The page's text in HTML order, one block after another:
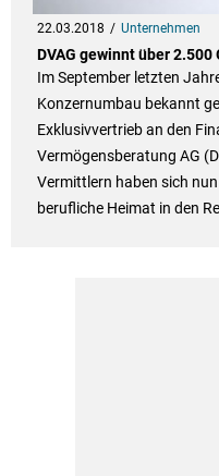
22.03.2018 Unternehmen
DVAG gewinnt über
Im September letzten
Konzernumbau bekannt
Exklusivvertrieb an den
Vermögensberatung AG
Vermittlern haben sich
berufliche Heimat in den